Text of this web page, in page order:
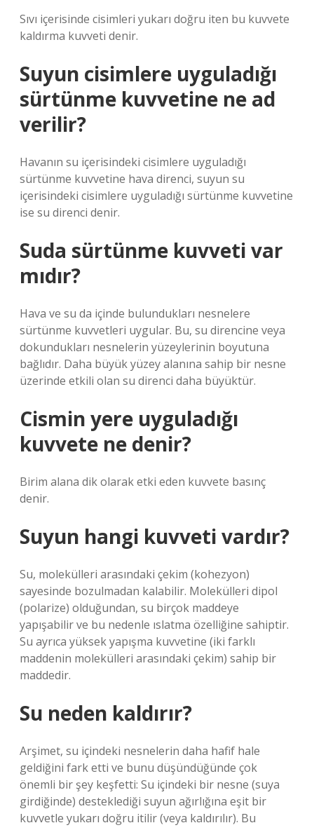
Sıvı içerisinde cisimleri yukarı doğru iten bu kuvvete
kaldırma kuvveti denir.
Suyun cisimlere uyguladığı
sürtünme kuvvetine ne ad
verilir?
Havanın su içerisindeki cisimlere uyguladığı
sürtünme kuvvetine hava direnci, suyun su
içerisindeki cisimlere uyguladığı sürtünme kuvvetine
ise su direnci denir.
Suda sürtünme kuvveti var
mıdır?
Hava ve su da içinde bulundukları nesnelere
sürtünme kuvvetleri uygular. Bu, su direncine veya
dokundukları nesnelerin yüzeylerinin boyutuna
bağlıdır. Daha büyük yüzey alanına sahip bir nesne
üzerinde etkili olan su direnci daha büyüktür.
Cismin yere uyguladığı
kuvvete ne denir?
Birim alana dik olarak etki eden kuvvete basınç
denir.
Suyun hangi kuvveti vardır?
Su, molekülleri arasındaki çekim (kohezyon)
sayesinde bozulmadan kalabilir. Molekülleri dipol
(polarize) olduğundan, su birçok maddeye
yapışabilir ve bu nedenle ıslatma özelliğine sahiptir.
Su ayrıca yüksek yapışma kuvvetine (iki farklı
maddenin molekülleri arasındaki çekim) sahip bir
maddedir.
Su neden kaldırır?
Arşimet, su içindeki nesnelerin daha hafif hale
geldiğini fark etti ve bunu düşündüğünde çok
önemli bir şey keşfetti: Su içindeki bir nesne (suya
girdiğinde) desteklediği suyun ağırlığına eşit bir
kuvvetle yukarı doğru itilir (veya kaldırılır). Bu